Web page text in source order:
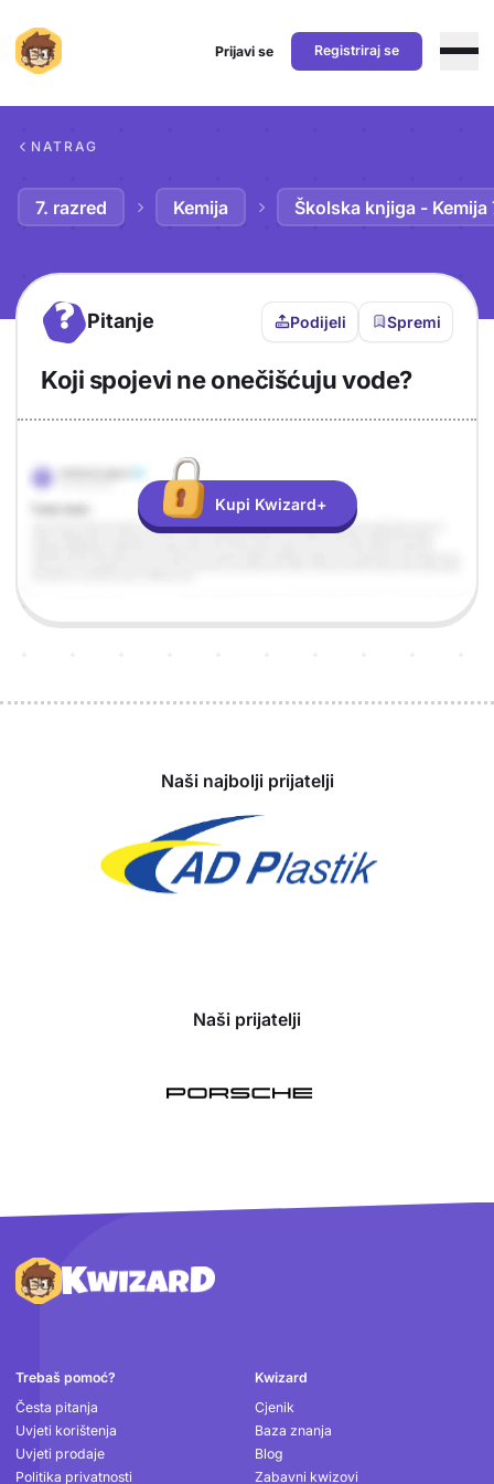
Prijavi se Registriraj se
NATRAG
7. razred Kemija Školska knjiga - Kemija
? Pitanje Podijeli Spremi
Koji spojevi ne onečišćuju vode?
Odgovor
Objašnjenje
Kupi Kwizard+
Naši najbolji prijatelji
Naši prijatelji
Podnožje
Trebaš pomoć?
Česta pitanja
Uvjeti korištenja
Uvjeti prodaje
Politika privatnosti
Kwizard
Cjenik
Baza znanja
Blog
Zabavni kwizovi